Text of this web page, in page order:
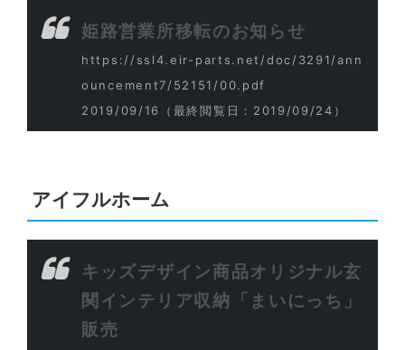
姫路営業所移転のお知らせ
https://ssl4.eir-parts.net/doc/3291/ann
ouncement7/52151/00.pdf
2019/09/16
（最終閲覧日：2019/09/24）
アイフルホーム
キッズデザイン商品オリジナル玄
関インテリア収納「まいにっち」
販売